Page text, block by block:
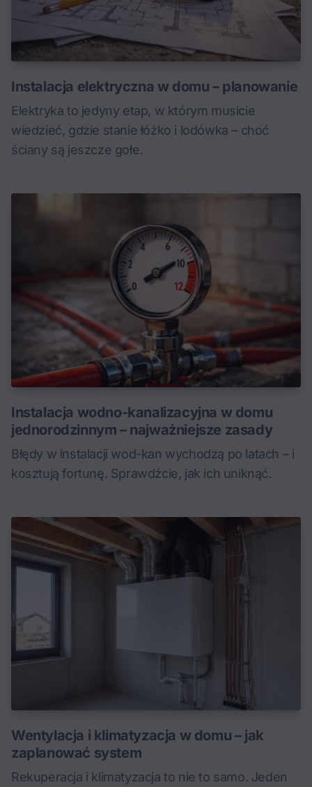
Instalacja elektryczna w domu – planowanie
Elektryka to jedyny etap, w którym musicie
wiedzieć, gdzie stanie łóżko i lodówka – choć
ściany są jeszcze gołe.
Instalacja wodno-kanalizacyjna w domu
jednorodzinnym – najważniejsze zasady
Błędy w instalacji wod-kan wychodzą po latach – i
kosztują fortunę. Sprawdźcie, jak ich uniknąć.
Wentylacja i klimatyzacja w domu – jak
zaplanować system
Rekuperacja i klimatyzacja to nie to samo. Jeden